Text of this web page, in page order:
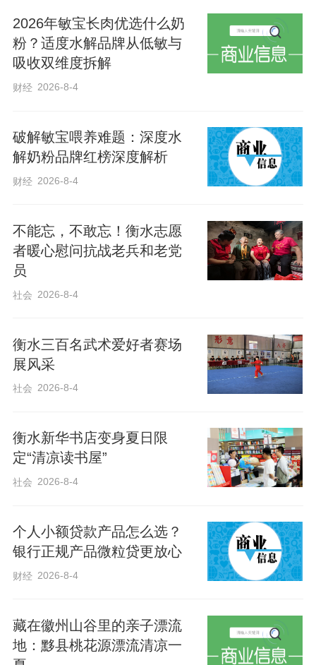
2026年敏宝长肉优选什么奶
粉？适度水解品牌从低敏与
吸收双维度拆解
财经 2026-8-4
破解敏宝喂养难题：深度水
解奶粉品牌红榜深度解析
财经 2026-8-4
不能忘，不敢忘！衡水志愿
者暖心慰问抗战老兵和老党
员
社会 2026-8-4
​衡水三百名武术爱好者赛场
展风采
社会 2026-8-4
衡水新华书店变身夏日限
定“清凉读书屋”
社会 2026-8-4
个人小额贷款产品怎么选？
银行正规产品微粒贷更放心
财经 2026-8-4
藏在徽州山谷里的亲子漂流
地：黟县桃花源漂流清凉一